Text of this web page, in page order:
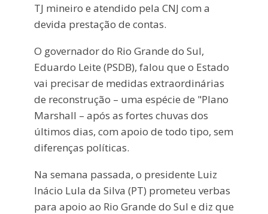
TJ mineiro e atendido pela CNJ com a
devida prestação de contas.
O governador do Rio Grande do Sul,
Eduardo Leite (PSDB), falou que o Estado
vai precisar de medidas extraordinárias
de reconstrução – uma espécie de "Plano
Marshall – após as fortes chuvas dos
últimos dias, com apoio de todo tipo, sem
diferenças políticas.
Na semana passada, o presidente Luiz
Inácio Lula da Silva (PT) prometeu verbas
para apoio ao Rio Grande do Sul e diz que